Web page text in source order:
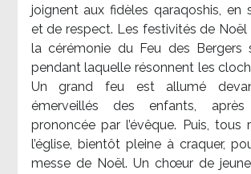
joignent aux fidèles qaraqoshis, en
et de respect. Les festivités de
la cérémonie du Feu des Bergers
pendant laquelle résonnent les
Un grand feu est allumé
émerveillés des enfants,
prononcée par l’évêque. Puis, tous
l’église, bientôt pleine à craquer,
messe de Noël. Un chœur de